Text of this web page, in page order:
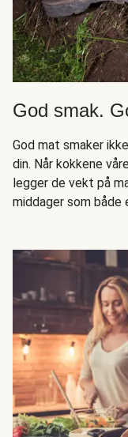
God smak.
God mat smaker
din. Når kokkene
legger de vekt på
middager som både